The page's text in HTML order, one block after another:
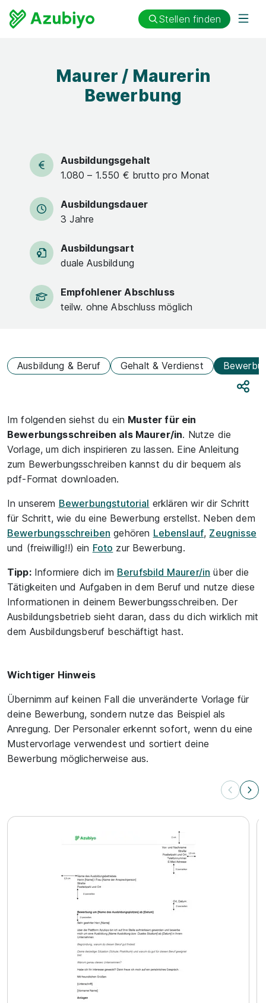
Stellen finden
Maurer / Maurerin
Bewerbung
Ausbildungsgehalt
1.080 – 1.550 € brutto pro Monat
Ausbildungsdauer
3 Jahre
Ausbildungsart
duale Ausbildung
Empfohlener Abschluss
teilw. ohne Abschluss möglich
Ausbildung & Beruf Gehalt & Verdienst
Im folgenden siehst du ein Muster für ein
Bewerbungsschreiben als Maurer/in. Nutze die
Vorlage, um dich inspirieren zu lassen. Eine Anleitung
zum Bewerbungsschreiben kannst du dir bequem als
pdf-Format downloaden.
In unserem Bewerbungstutorial erklären wir dir Schritt
für Schritt, wie du eine Bewerbung erstellst. Neben dem
Bewerbungsschreiben gehören Lebenslauf, Zeugnisse
und (freiwillig!!) ein Foto zur Bewerbung.
Tipp:Informiere dich im Berufsbild Maurer/in über die
Tätigkeiten und Aufgaben in dem Beruf und nutze diese
Informationen in deinem Bewerbungsschreiben. Der
Ausbildungsbetrieb sieht daran, dass du dich wirklich mit
dem Ausbildungsberuf beschäftigt hast.
Wichtiger Hinweis
Übernimm auf keinen Fall die unveränderte Vorlage für
deine Bewerbung, sondern nutze das Beispiel als
Anregung. Der Personaler erkennt sofort, wenn du eine
Mustervorlage verwendest und sortiert deine
Bewerbung möglicherweise aus.